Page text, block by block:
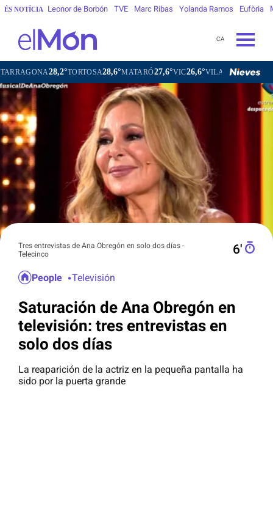
ÉS NOTÍCIA Leonor de Borbón TVE Marc Ribas Yolanda Ramos Eufòria
CA
TORTOSA28,6°MATARÓ27,6°VIC26,6°VILAFRANCA DEL PENEDÈS26,4°
Tres entrevistas de Ana Obregón en solo dos días -
Telecinco
6′
People Televisión
Saturación de Ana Obregón en
televisión: tres entrevistas en
solo dos días
La reaparición de la actriz en la pequeña pantalla ha
sido por la puerta grande